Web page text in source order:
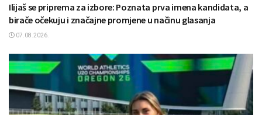
Ilijaš se priprema za izbore: Poznata prva imena kandidata, a
birače očekuju i značajne promjene u načinu glasanja
07.08.2026.